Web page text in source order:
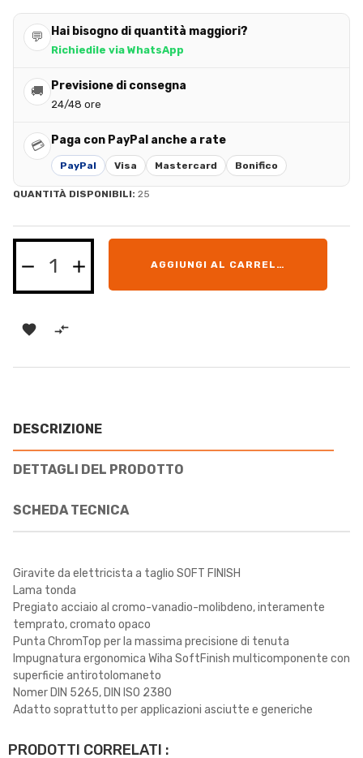
💬 Hai bisogno di quantità maggiori?
Richiedile via WhatsApp
🚚 Previsione di consegna
24/48 ore
💳 Paga con PayPal anche a rate
PayPal Visa Mastercard Bonifico
QUANTITÀ DISPONIBILI: 25
AGGIUNGI AL CARRELLO
 
DESCRIZIONE
DETTAGLI DEL PRODOTTO
SCHEDA TECNICA
Giravite da elettricista a taglio SOFT FINISH
Lama tonda
Pregiato acciaio al cromo-vanadio-molibdeno, interamente
temprato, cromato opaco
Punta ChromTop per la massima precisione di tenuta
Impugnatura ergonomica Wiha SoftFinish multicomponente con
superficie antirotolomaneto
Nomer DIN 5265, DIN ISO 2380
Adatto soprattutto per applicazioni asciutte e generiche
PRODOTTI CORRELATI :